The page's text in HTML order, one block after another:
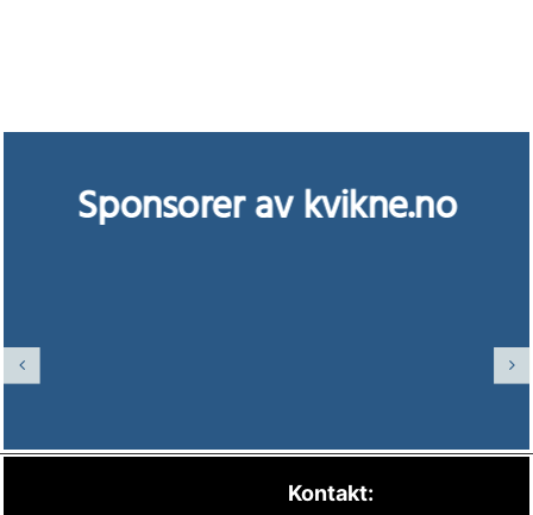
Sponsorer av kvikne.no
Kontakt: